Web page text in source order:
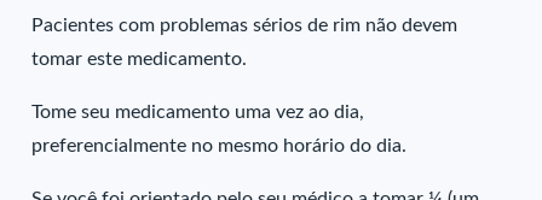
Pacientes com problemas sérios de rim não devem
tomar este medicamento.
Tome seu medicamento uma vez ao dia,
preferencialmente no mesmo horário do dia.